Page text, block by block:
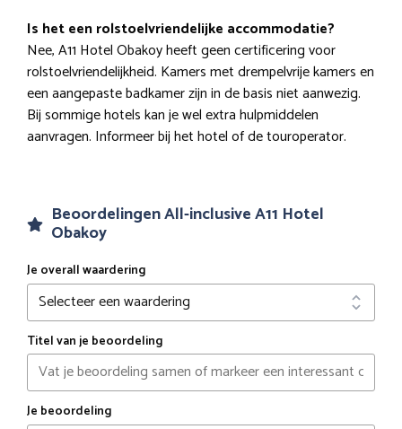
Is het een rolstoelvriendelijke accommodatie?
Nee, A11 Hotel Obakoy heeft geen certificering voor
rolstoelvriendelijkheid. Kamers met drempelvrije kamers en
een aangepaste badkamer zijn in de basis niet aanwezig.
Bij sommige hotels kan je wel extra hulpmiddelen
aanvragen. Informeer bij het hotel of de touroperator.
Beoordelingen All-inclusive A11 Hotel
Obakoy
Je overall waardering
Titel van je beoordeling
Je beoordeling